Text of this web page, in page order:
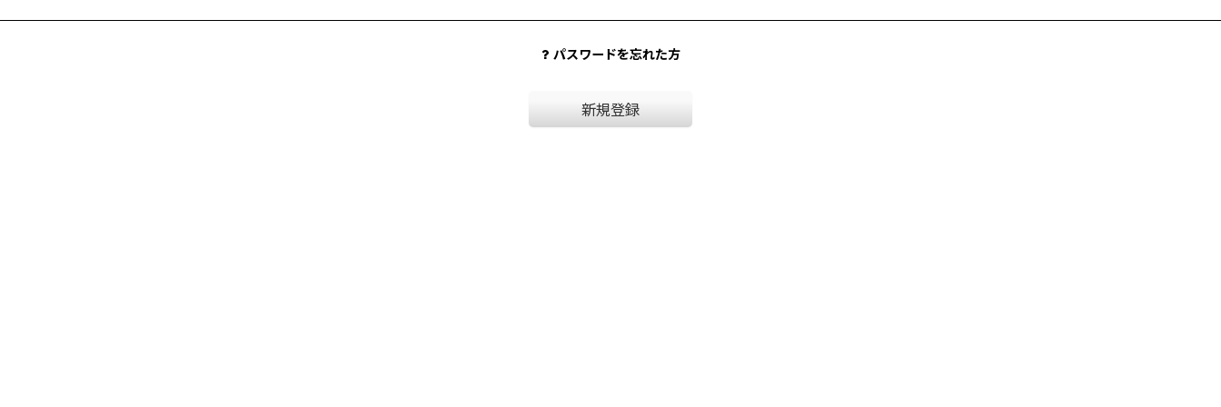
パスワードを忘れた方
新規登録